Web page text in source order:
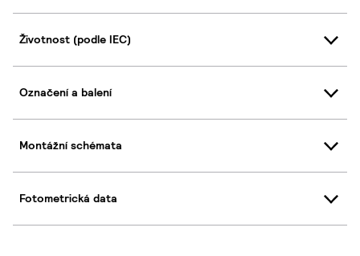
Životnost (podle IEC)
Označení a balení
Montážní schémata
Fotometrická data